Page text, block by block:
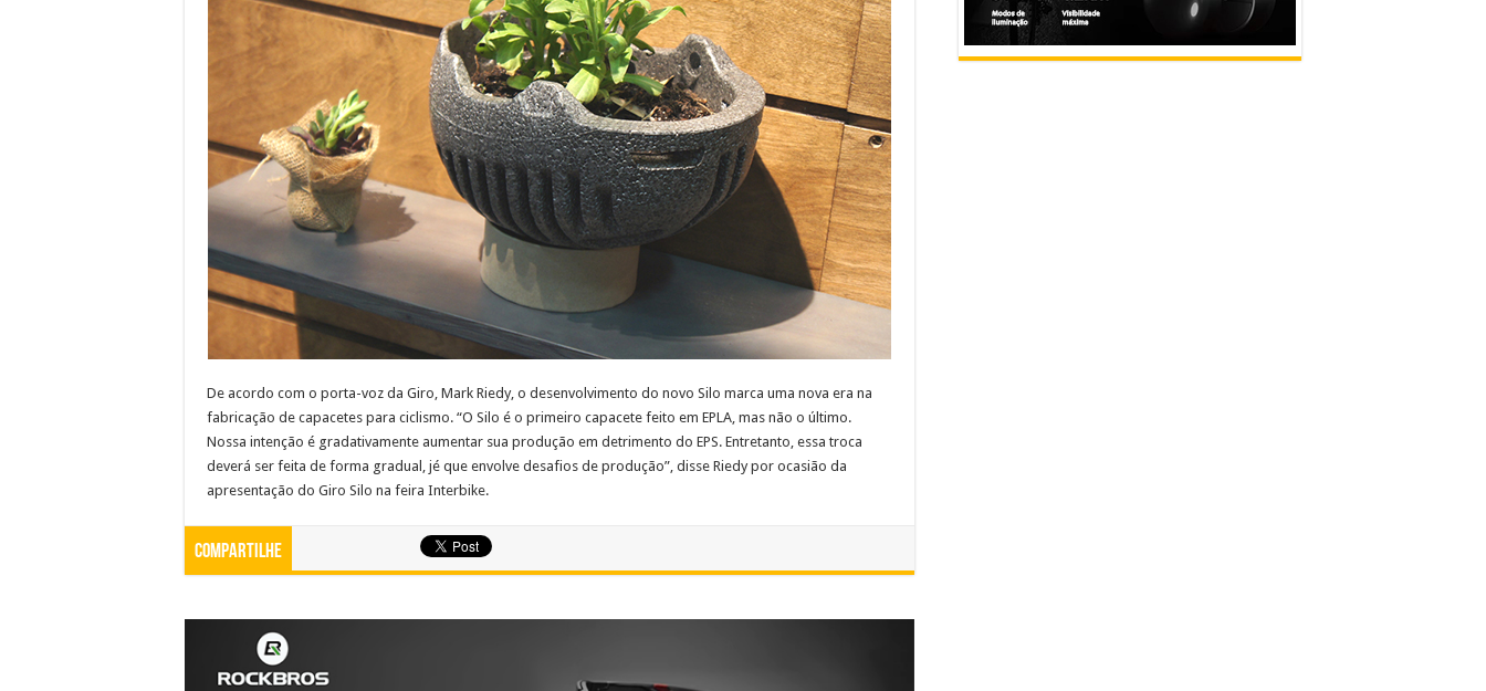
De acordo com o porta-voz da Giro, Mark Riedy, o desenvolvimento do novo Silo marca uma nova era na
fabricação de capacetes para ciclismo. “O Silo é o primeiro capacete feito em EPLA, mas não o último.
Nossa intenção é gradativamente aumentar sua produção em detrimento do EPS. Entretanto, essa troca
deverá ser feita de forma gradual, jé que envolve desafios de produção”, disse Riedy por ocasião da
apresentação do Giro Silo na feira Interbike.
Compartilhe